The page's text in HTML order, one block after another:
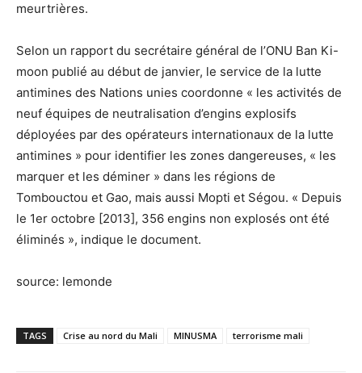
meurtrières.
Selon un rapport du secrétaire général de l’ONU Ban Ki-
moon publié au début de janvier, le service de la lutte
antimines des Nations unies coordonne « les activités de
neuf équipes de neutralisation d’engins explosifs
déployées par des opérateurs internationaux de la lutte
antimines » pour identifier les zones dangereuses, « les
marquer et les déminer » dans les régions de
Tombouctou et Gao, mais aussi Mopti et Ségou. « Depuis
le 1er octobre [2013], 356 engins non explosés ont été
éliminés », indique le document.
source: lemonde
TAGS Crise au nord du Mali MINUSMA terrorisme mali